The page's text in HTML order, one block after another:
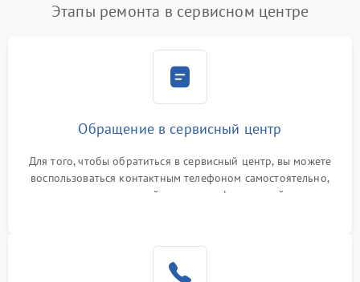
Этапы ремонта в сервисном центре
Обращение в сервисный центр
Для того, чтобы обратиться в сервисный центр, вы можете
воспользоваться контактным телефоном самостоятельно,
или оставить свой номер телефона на сайте